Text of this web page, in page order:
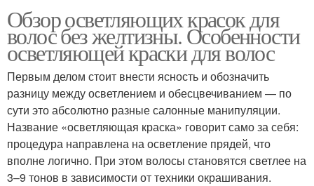
Русые волосы
волос
Обзор осветляющих красок для
волос без желтизны. Особенности
осветляющей краски для волос
Первым делом стоит внести ясность и обозначить
разницу между осветлением и обесцвечиванием — по
сути это абсолютно разные салонные манипуляции.
Название «осветляющая краска» говорит само за себя:
процедура направлена на осветление прядей, что
вполне логично. При этом волосы становятся светлее на
3–9 тонов в зависимости от техники окрашивания.